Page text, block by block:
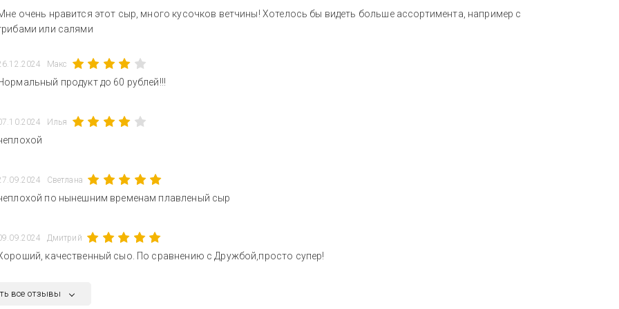
очень нравится этот сыр, много кусочков ветчины! Хотелось бы видеть больше ассортимента, например с
или салями
Макс
продукт до 60 рублей!!!
Илья
Светлана
по нынешним временам плавленый сыр
Дмитрий
качественный сыо. По сравнению с Дружбой,просто супер!
все отзывы